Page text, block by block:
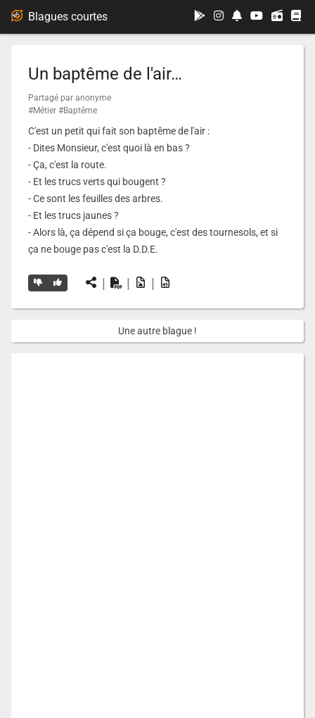
Un baptême de l'air…
Partagé par anonyme
#Métier #Baptême
C'est un petit qui fait son baptême de l'air :
- Dites Monsieur, c'est quoi là en bas ?
- Ça, c'est la route.
- Et les trucs verts qui bougent ?
- Ce sont les feuilles des arbres.
- Et les trucs jaunes ?
- Alors là, ça dépend si ça bouge, c'est des tournesols, et si
ça ne bouge pas c'est la D.D.E.
| | |
Une autre blague !
Blagues courtes